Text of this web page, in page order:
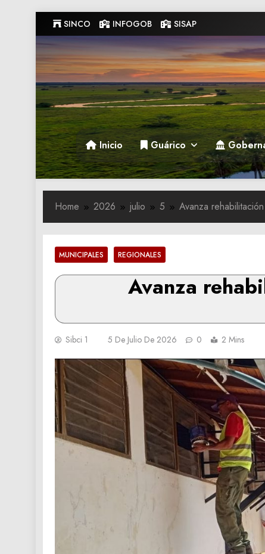
to
content
SINCO INFOGOB SISAP
Gobernacion de Guarico
Gobernacion de Guarico
Inicio Guárico
Home 2026 julio 5 Avanza
MUNICIPALES REGIONALES
Avanza
Sibci 1 5 De Julio De 2026 0 2 Mins